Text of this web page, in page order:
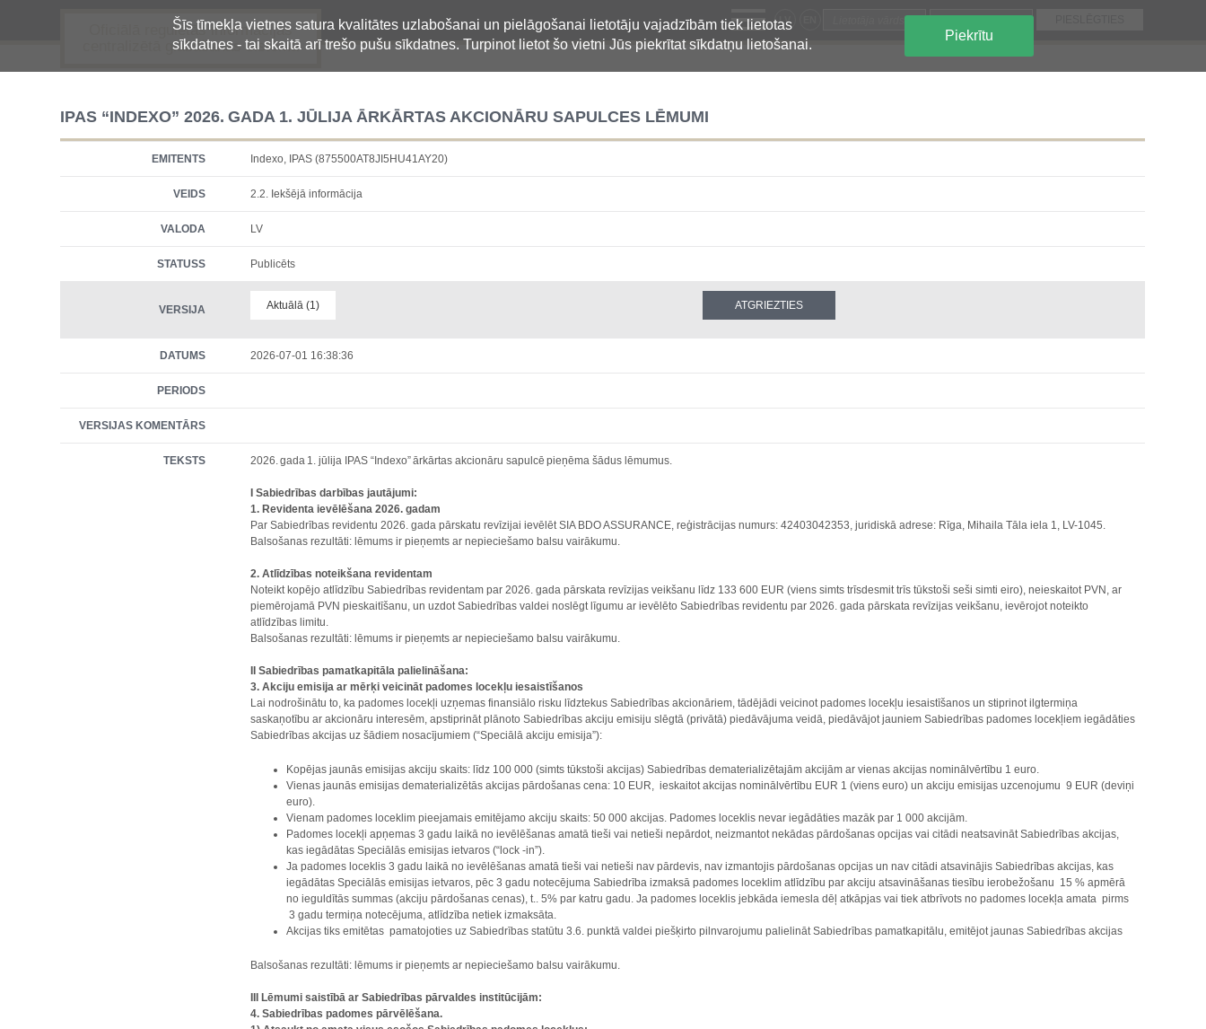
Šīs tīmekļa vietnes satura kvalitātes uzlabošanai un pielāgošanai lietotāju vajadzībām tiek lietotas
sīkdatnes - tai skaitā arī trešo pušu sīkdatnes. Turpinot lietot šo vietni Jūs piekrītat sīkdatņu lietošanai.
Piekrītu
Oficiālā regulētās informācijas
centralizētā glabāšanas sistēma
LV
IPAS “INDEXO” 2026. GADA 1. JŪLIJA ĀRKĀRTAS AKCIONĀRU SAPULCES LĒMUMI
EMITENTS Indexo, IPAS (875500AT8JI5HU41AY20)
VEIDS 2.2. Iekšējā informācija
VALODA LV
STATUSS Publicēts
VERSIJA Aktuālā (1)
DATUMS 2026-07-01 16:38:36
PERIODS
VERSIJAS KOMENTĀRS
TEKSTS 2026. gada 1. jūlija IPAS “Indexo” ārkārtas akcionāru sapulcē pieņēma šādus lēmumus.
I Sabiedrības darbības jautājumi:
1. Revidenta ievēlēšana 2026. gadam
Par Sabiedrības revidentu 2026. gada pārskatu revīzijai ievēlēt SIA BDO ASSURANCE, reģistrācijas numurs: 42403042353, juridiskā adrese: Rīga, Mihaila Tāla iela 1, LV-1045.
Balsošanas rezultāti: lēmums ir pieņemts ar nepieciešamo balsu vairākumu.
2. Atlīdzības noteikšana revidentam
Noteikt kopējo atlīdzību Sabiedrības revidentam par 2026. gada pārskata revīzijas veikšanu līdz 133 600 EUR (viens simts trīsdesmit trīs tūkstoši seši simti eiro), neieskaitot PVN, ar
piemērojamā PVN pieskaitīšanu, un uzdot Sabiedrības valdei noslēgt līgumu ar ievēlēto Sabiedrības revidentu par 2026. gada pārskata revīzijas veikšanu, ievērojot noteikto
atlīdzības limitu.
Balsošanas rezultāti: lēmums ir pieņemts ar nepieciešamo balsu vairākumu.
II Sabiedrības pamatkapitāla palielināšana:
3. Akciju emisija ar mērķi veicināt padomes locekļu iesaistīšanos
Lai nodrošinātu to, ka padomes locekļi uzņemas finansiālo risku līdztekus Sabiedrības akcionāriem, tādējādi veicinot padomes locekļu iesaistīšanos un stiprinot ilgtermiņa
saskaņotību ar akcionāru interesēm, apstiprināt plānoto Sabiedrības akciju emisiju slēgtā (privātā) piedāvājuma veidā, piedāvājot jauniem Sabiedrības padomes locekļiem iegādāties
Sabiedrības akcijas uz šādiem nosacījumiem (“Speciālā akciju emisija”):
Kopējas jaunās emisijas akciju skaits: līdz 100 000 (simts tūkstoši akcijas) Sabiedrības dematerializētajām akcijām ar vienas akcijas nominālvērtību 1 euro.
Vienas jaunās emisijas dematerializētās akcijas pārdošanas cena: 10 EUR, ieskaitot akcijas nominālvērtību EUR 1 (viens euro) un akciju emisijas uzcenojumu 9 EUR (deviņi
euro).
Vienam padomes loceklim pieejamais emitējamo akciju skaits: 50 000 akcijas. Padomes loceklis nevar iegādāties mazāk par 1 000 akcijām.
Padomes locekļi apņemas 3 gadu laikā no ievēlēšanas amatā tieši vai netieši nepārdot, neizmantot nekādas pārdošanas opcijas vai citādi neatsavināt Sabiedrības akcijas,
kas iegādātas Speciālās emisijas ietvaros (“lock -in”).
Ja padomes loceklis 3 gadu laikā no ievēlēšanas amatā tieši vai netieši nav pārdevis, nav izmantojis pārdošanas opcijas un nav citādi atsavinājis Sabiedrības akcijas, kas
iegādātas Speciālās emisijas ietvaros, pēc 3 gadu notecējuma Sabiedrība izmaksā padomes loceklim atlīdzību par akciju atsavināšanas tiesību ierobežošanu 15 % apmērā
no ieguldītās summas (akciju pārdošanas cenas), t.. 5% par katru gadu. Ja padomes loceklis jebkāda iemesla dēļ atkāpjas vai tiek atbrīvots no padomes locekļa amata pirms
3 gadu termiņa notecējuma, atlīdzība netiek izmaksāta.
Akcijas tiks emitētas pamatojoties uz Sabiedrības statūtu 3.6. punktā valdei piešķirto pilnvarojumu palielināt Sabiedrības pamatkapitālu, emitējot jaunas Sabiedrības akcijas
Balsošanas rezultāti: lēmums ir pieņemts ar nepieciešamo balsu vairākumu.
III Lēmumi saistībā ar Sabiedrības pārvaldes institūcijām:
4. Sabiedrības padomes pārvēlēšana.